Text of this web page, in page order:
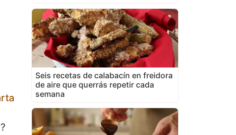
?
Seis recetas de calabacín en freidora
de aire que querrás repetir cada
semana